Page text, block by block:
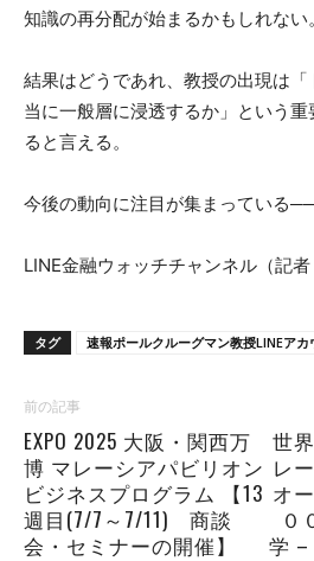
知識の再分配が始まるかもしれない。
結果はどうであれ、教授の出現は
当に一般層に浸透するか」という
ると言える。
今後の動向に注目が集まっている
LINE金融ウォッチチャンネル（記者
タグ 速報ポールクルーグマン教授LINEア
前の記事
EXPO 2025 大阪・関西万
博 マレーシアパビリオン
ビジネスプログラム 【13
週目(7/7～7/11) 商談
会・セミナーの開催】
世
レ
オ
０
学 –